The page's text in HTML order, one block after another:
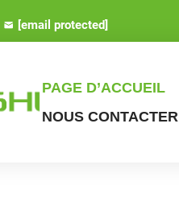
[email protected]
PAGE D’ACCUEIL
NOUS CONTACTER